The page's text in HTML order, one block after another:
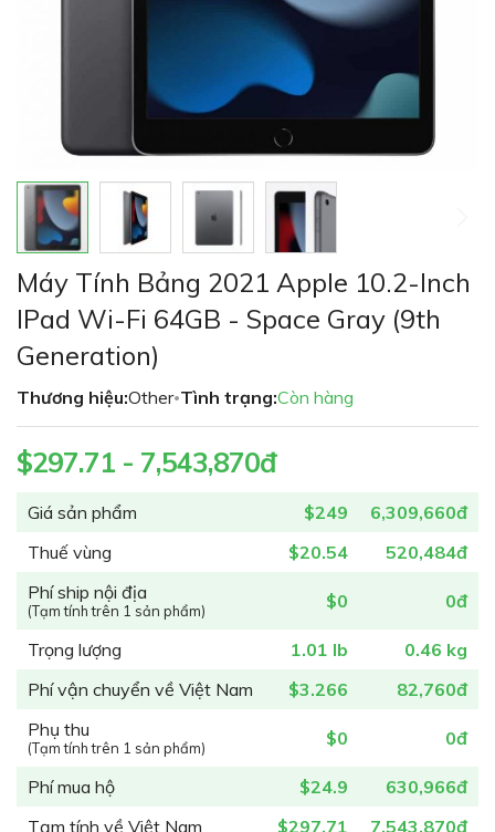
đến
phần
của
thư
viện
ảnh
Máy Tính Bảng 2021 Apple 10.2-Inch
IPad Wi-Fi 64GB - Space Gray (9th
Generation)
Thương hiệu:Other•Tình trạng:Còn hàng
Giá sản phẩm $249
6,309,660đ
Thuế vùng
$20.54
520,484đ
Phí ship nội địa
(Tạm tính trên 1 sản phẩm) $0 0đ
Trọng lượng 1.01 lb
0.46 kg
Phí vận chuyển về Việt Nam
$3.266
82,760đ
Phụ thu
(Tạm tính trên 1 sản phẩm) $0 0đ
Phí mua hộ $24.9
630,966đ
Tạm tính về Việt Nam
$297.71 7,543,870đ
$297.71 - 7,543,870đ